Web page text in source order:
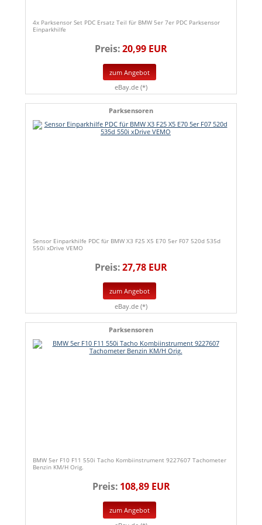
4x Parksensor Set PDC Ersatz Teil für BMW 5er 7er PDC Parksensor
Einparkhilfe
Preis:20,99 EUR
zum Angebot
eBay.de (*)
Parksensoren
Sensor Einparkhilfe PDC für BMW X3 F25 X5 E70 5er F07 520d 535d
550i xDrive VEMO
Preis:27,78 EUR
zum Angebot
eBay.de (*)
Parksensoren
BMW 5er F10 F11 550i Tacho Kombiinstrument 9227607 Tachometer
Benzin KM/H Orig.
Preis: 108,89 EUR
zum Angebot